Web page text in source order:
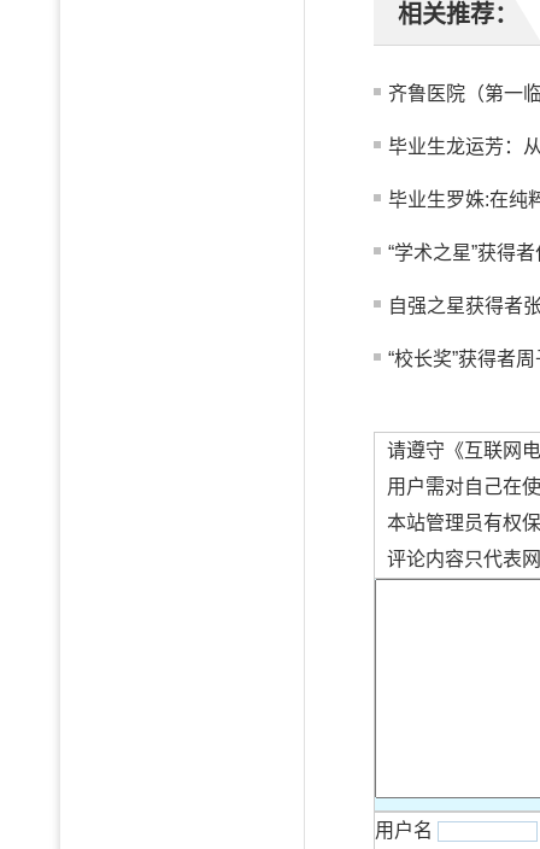
相关推荐：
齐鲁医院（第一
毕业生龙运芳：
毕业生罗姝:在纯
“学术之星”获得
自强之星获得者
“校长奖”获得者
请遵守《互联网
用户需对自己在
本站管理员有权
评论内容只代表
用户名